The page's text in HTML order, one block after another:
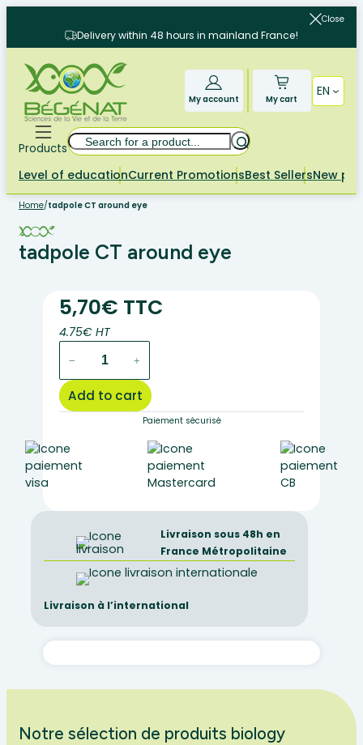
content
Close
Delivery within 48 hours in mainland France!
My account My cart
EN
Products
Search
Level of educationCurrent PromotionsBest SellersNew
Home/tadpole CT around eye
tadpole CT around eye
5,70€ TTC
4.75€ HT
around
eye
− +
Add to cart
Paiement sécurisé
Livraison sous 48h en
France Métropolitaine
Livraison à l’international
Notre sélection de produits biology